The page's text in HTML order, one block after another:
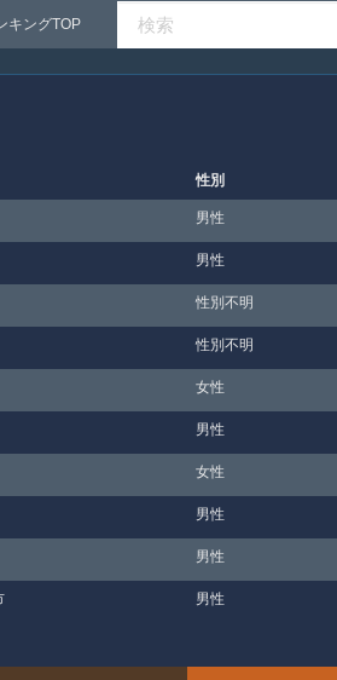
キングTOP
性別
男性
男性
性別不明
性別不明
女性
男性
女性
男性
男性
男性